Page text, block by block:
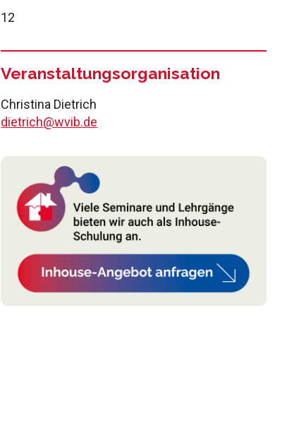
12
Veranstaltungsorganisation
Christina Dietrich
dietrich@wvib.de